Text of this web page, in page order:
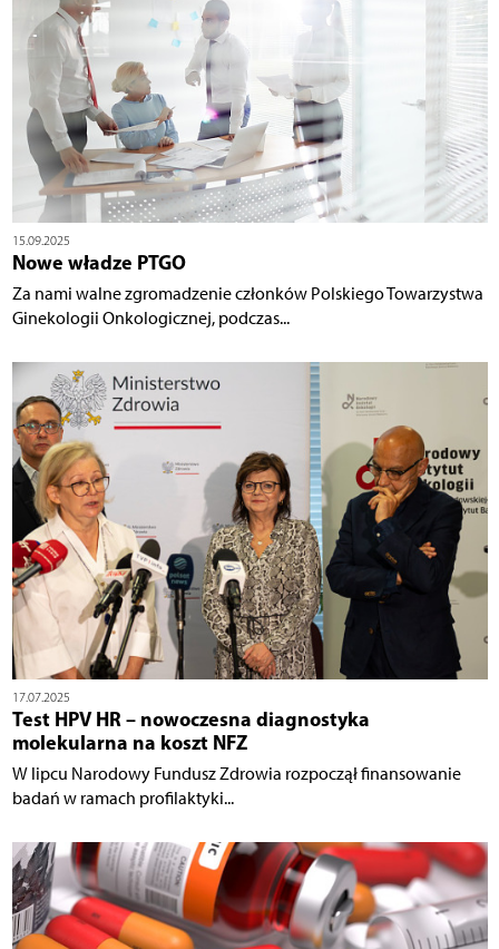
15.09.2025
Nowe władze PTGO
Za nami walne zgromadzenie członków Polskiego Towarzystwa
Ginekologii Onkologicznej, podczas...
17.07.2025
Test HPV HR – nowoczesna diagnostyka
molekularna na koszt NFZ
W lipcu Narodowy Fundusz Zdrowia rozpoczął finansowanie
badań w ramach profilaktyki...